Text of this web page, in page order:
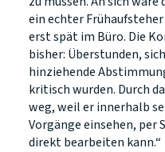
ein echter
erst spät im Büro. Die
bisher: Überstunden,
hinziehende
kritisch wurden. Durch
weg, weil er innerhalb
Vorgänge einsehen, per
direkt bearbeiten kann.“